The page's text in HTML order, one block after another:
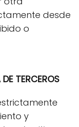
desde
o
TERCEROS
y